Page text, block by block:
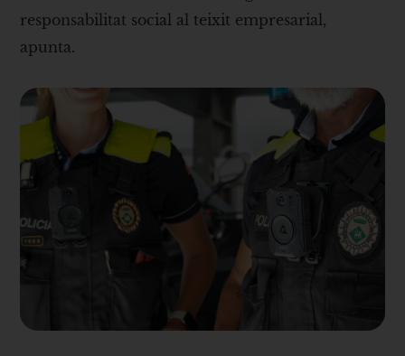
responsabilitat social al teixit empresarial,
apunta.